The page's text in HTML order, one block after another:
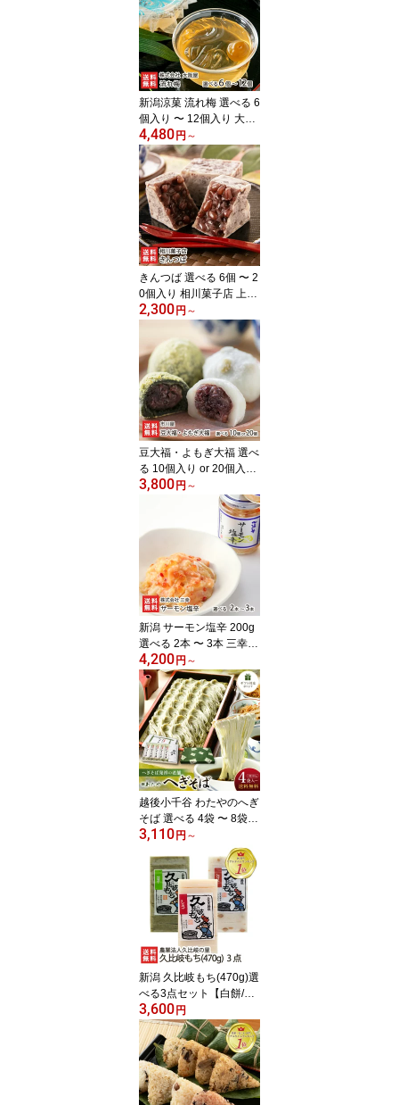
り寄せ ギフト プレゼン
ト 贈り物 代金引換決済
不可
新潟涼菓 流れ梅 選べる 6
個入り 〜 12個入り 大阪
屋 国産の梅果汁 くずき
り風のゼリー 和菓子 老
舗 新潟県 生産者直送 お
取り寄せ ギフト プレゼ
ント 贈り物 送料無料
4,480 円 ～
きんつば 選べる 6個 〜 2
0個入り 相川菓子店 上越
市高田 金鍔 薄皮 北海道
産小豆 自家製 粒餡 つぶ
あん 絶品 お取り寄せグ
ルメ お茶うけ まるどり
っ!UP 新潟県 生産者直送
お取り寄せ ギフト プレ
ゼント 贈り物 送料無料
お中元
2,300 円 ～
豆大福・よもぎ大福 選べ
る 10個入り or 20個入り
市川屋 和菓子 新潟県産
こがねもち 北海道産小豆
つぶあん 国産青豆 笹川
流れの塩 村上市岩船産ヨ
モギ だいふく スイーツ
新潟県 生産者直送 お取
り寄せ ギフト プレゼン
ト 贈り物
3,800 円 ～
新潟 サーモン塩辛 200g
選べる 2本 〜 3本 三幸
シューイチで紹介 鮭 い
くら 海鮮漬物 鮭の塩辛
株式会社 三幸 新潟県 生
産者直送 お取り寄せ ギ
フト プレゼント 贈り物
代金引換決済不可
4,200 円 ～
越後小千谷 わたやのへぎ
そば 選べる 4袋 〜 8袋
株式会社 わたや 新潟名
物 乾麺 へぎ蕎麦 新潟そ
ば ソバ そばセット 皇室
献上 新潟県 生産者直送
お取り寄せ ギフト プレ
ゼント 贈り物 送料無料
年越し蕎麦 年越しそば
お中元
3,110 円 ～
新潟 久比岐もち(470g)選
べる3点セット【白餅/豆
餅/豆もち/草餅/しそ餅/ご
ま餅/ゴマもち/のり餅/海
苔もち/黒豆餅/玄米餅/玄
米もち】【こがねもち/コ
ガネモチ/正月用/メイ
ド・イン上越】【お土産/
3,600 円